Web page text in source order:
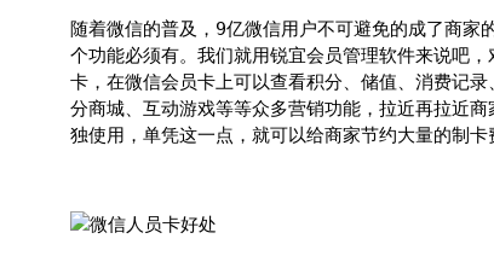
随着微信的普及，9亿微信用户不可避免的成了商
个功能必须有。我们就用锐宜会员管理软件来说吧
卡，在微信会员卡上可以查看积分、储值、消费记
分商城、互动游戏等等众多营销功能，拉近再拉近
独使用，单凭这一点，就可以给商家节约大量的制卡